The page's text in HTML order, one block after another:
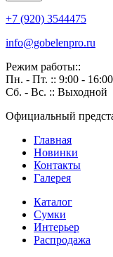
+7 (920) 3544475
info@gobelenpro.ru
Режим работы::
Пн. - Пт. :: 9:00 - 16:00
Сб. - Вс. :: Выходной
Официальный
Главная
Новинки
Контакты
Галерея
Каталог
Сумки
Интерьер
Распродажа